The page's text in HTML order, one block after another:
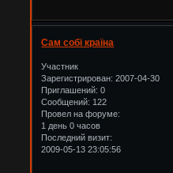
Сам собі країна
Участник
Зарегистрирован: 2007-04-30
Приглашений: 0
Сообщений: 122
Провел на форуме:
1 день 0 часов
Последний визит:
2009-05-13 23:05:56